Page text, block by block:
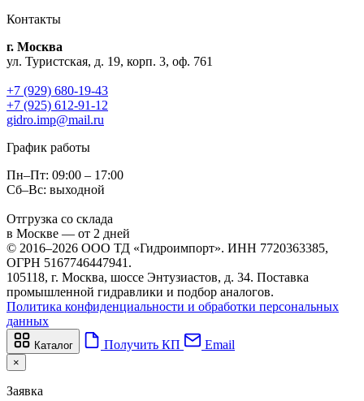
Контакты
г. Москва
ул. Туристская, д. 19, корп. 3, оф. 761
+7 (929) 680-19-43
+7 (925) 612-91-12
gidro.imp@mail.ru
График работы
Пн–Пт: 09:00 – 17:00
Сб–Вс: выходной
Отгрузка со склада
в Москве — от 2 дней
© 2016–2026 ООО ТД «Гидроимпорт». ИНН 7720363385,
ОГРН 5167746447941.
105118, г. Москва, шоссе Энтузиастов, д. 34. Поставка
промышленной гидравлики и подбор аналогов.
Политика конфиденциальности и обработки персональных
данных
Каталог Получить КП Email
×
Заявка